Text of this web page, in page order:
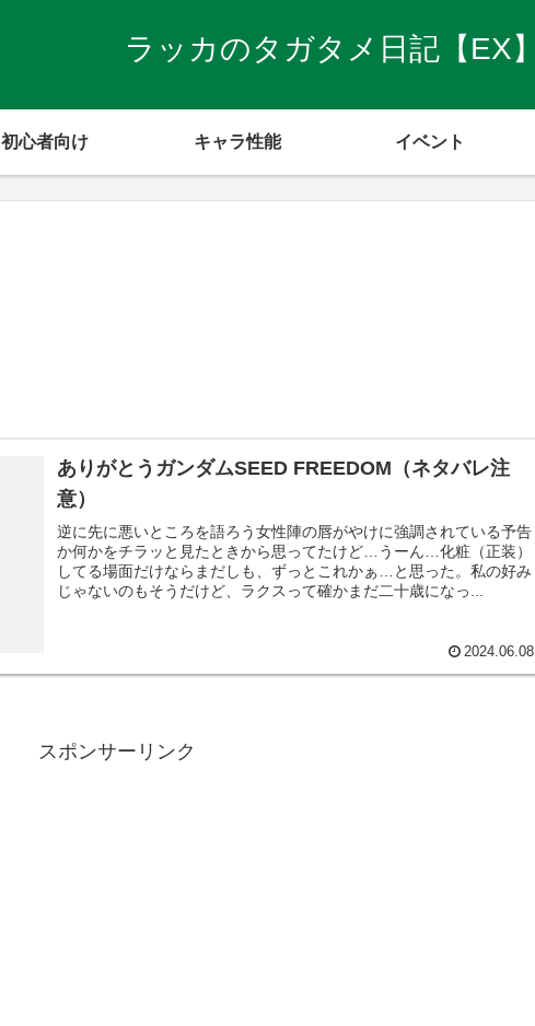
ラッカのタガタメ日記【EX】
初心者向け キャラ性能 イベント
ありがとうガンダムSEED FREEDOM（ネタバレ注
意）
逆に先に悪いところを語ろう女性陣の唇がやけに強調されている予告
か何かをチラッと見たときから思ってたけど…うーん…化粧（正装）
してる場面だけならまだしも、ずっとこれかぁ…と思った。私の好み
じゃないのもそうだけど、ラクスって確かまだ二十歳になっ...
2024.06.08
スポンサーリンク